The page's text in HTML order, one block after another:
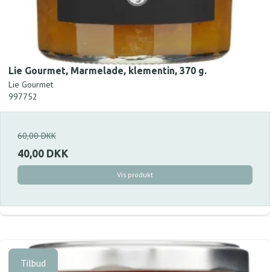
Lie Gourmet, Marmelade, klementin, 370 g.
Lie Gourmet
997752
60,00 DKK
40,00 DKK
Vis produkt
Tilbud